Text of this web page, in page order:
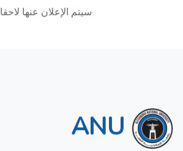
سيتم الإعلان عنها لاحقا
ANU